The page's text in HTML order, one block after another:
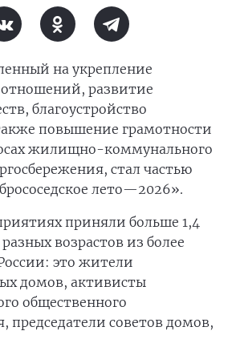
на укрепление
отношений, развитие
благоустройство
повышение грамотности
жилищно-коммунального
стал частью
лето—2026».
приняли больше 1,4
возрастов из более
это жители
домов, активисты
общественного
председатели советов домов,